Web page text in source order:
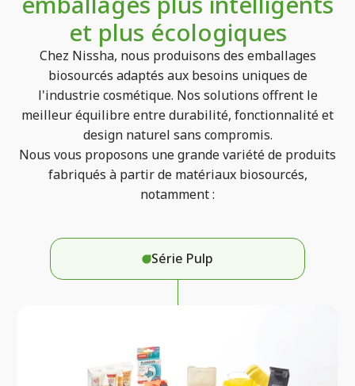
et plus écologiques
Chez Nissha, nous produisons des emballages
biosourcés adaptés aux besoins uniques de
l'industrie cosmétique. Nos solutions offrent le
meilleur équilibre entre durabilité, fonctionnalité et
design naturel sans compromis.
Nous vous proposons une grande variété de produits
fabriqués à partir de matériaux biosourcés,
notamment :
Série Pulp